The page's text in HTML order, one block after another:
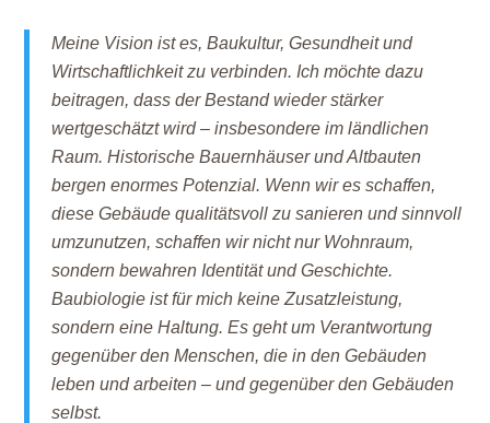
Meine Vision ist es, Baukultur, Gesundheit und
Wirtschaftlichkeit zu verbinden. Ich möchte dazu
beitragen, dass der Bestand wieder stärker
wertgeschätzt wird – insbesondere im ländlichen
Raum. Historische Bauernhäuser und Altbauten
bergen enormes Potenzial. Wenn wir es schaffen,
diese Gebäude qualitätsvoll zu sanieren und sinnvoll
umzunutzen, schaffen wir nicht nur Wohnraum,
sondern bewahren Identität und Geschichte.
Baubiologie ist für mich keine Zusatzleistung,
sondern eine Haltung. Es geht um Verantwortung
gegenüber den Menschen, die in den Gebäuden
leben und arbeiten – und gegenüber den Gebäuden
selbst.